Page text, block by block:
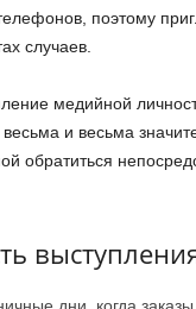
поэтому
случаев.
медийной
и весьма
обратиться
дни, когда